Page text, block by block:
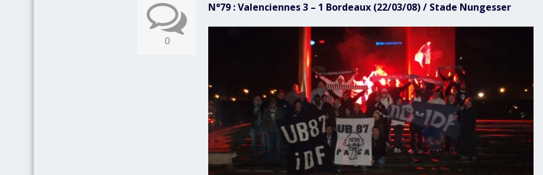
0
N°79 : Valenciennes 3 – 1 Bordeaux (22/03/08) / Stade Nungesser